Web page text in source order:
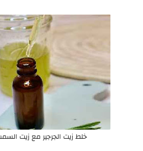
خلط زيت الجرجير مع زيت